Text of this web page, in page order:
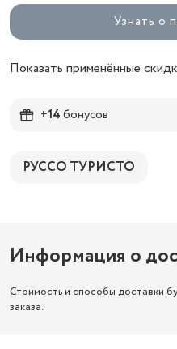
Узнать о
Показать применённые
+14бонусов
РУССО ТУРИСТО
Информация о
Стоимость и способы доставки
заказа.